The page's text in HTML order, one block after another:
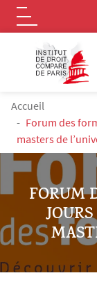
Aller au contenu
Logo
FIL D'ARIANE
Accueil
Forum des
masters de
FORUM